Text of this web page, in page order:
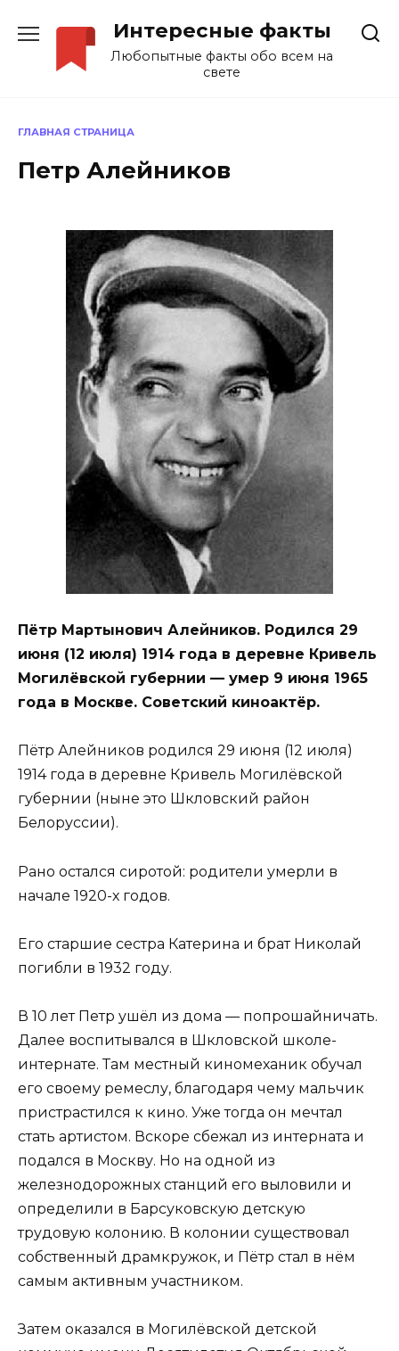
содержанию
Интересные факты
Любопытные факты обо всем на
свете
ГЛАВНАЯ СТРАНИЦА
Петр Алейников
Пётр Мартынович Алейников. Родился 29
июня (12 июля) 1914 года в деревне Кривель
Могилёвской губернии — умер 9 июня 1965
года в Москве. Советский киноактёр.
Пётр Алейников родился 29 июня (12 июля)
1914 года в деревне Кривель Могилёвской
губернии (ныне это Шкловский район
Белоруссии).
Рано остался сиротой: родители умерли в
начале 1920-х годов.
Его старшие сестра Катерина и брат Николай
погибли в 1932 году.
В 10 лет Петр ушёл из дома — попрошайничать.
Далее воспитывался в Шкловской школе-
интернате. Там местный киномеханик обучал
его своему ремеслу, благодаря чему мальчик
пристрастился к кино. Уже тогда он мечтал
стать артистом. Вскоре сбежал из интерната и
подался в Москву. Но на одной из
железнодорожных станций его выловили и
определили в Барсуковскую детскую
трудовую колонию. В колонии существовал
собственный драмкружок, и Пётр стал в нём
самым активным участником.
Затем оказался в Могилёвской детской